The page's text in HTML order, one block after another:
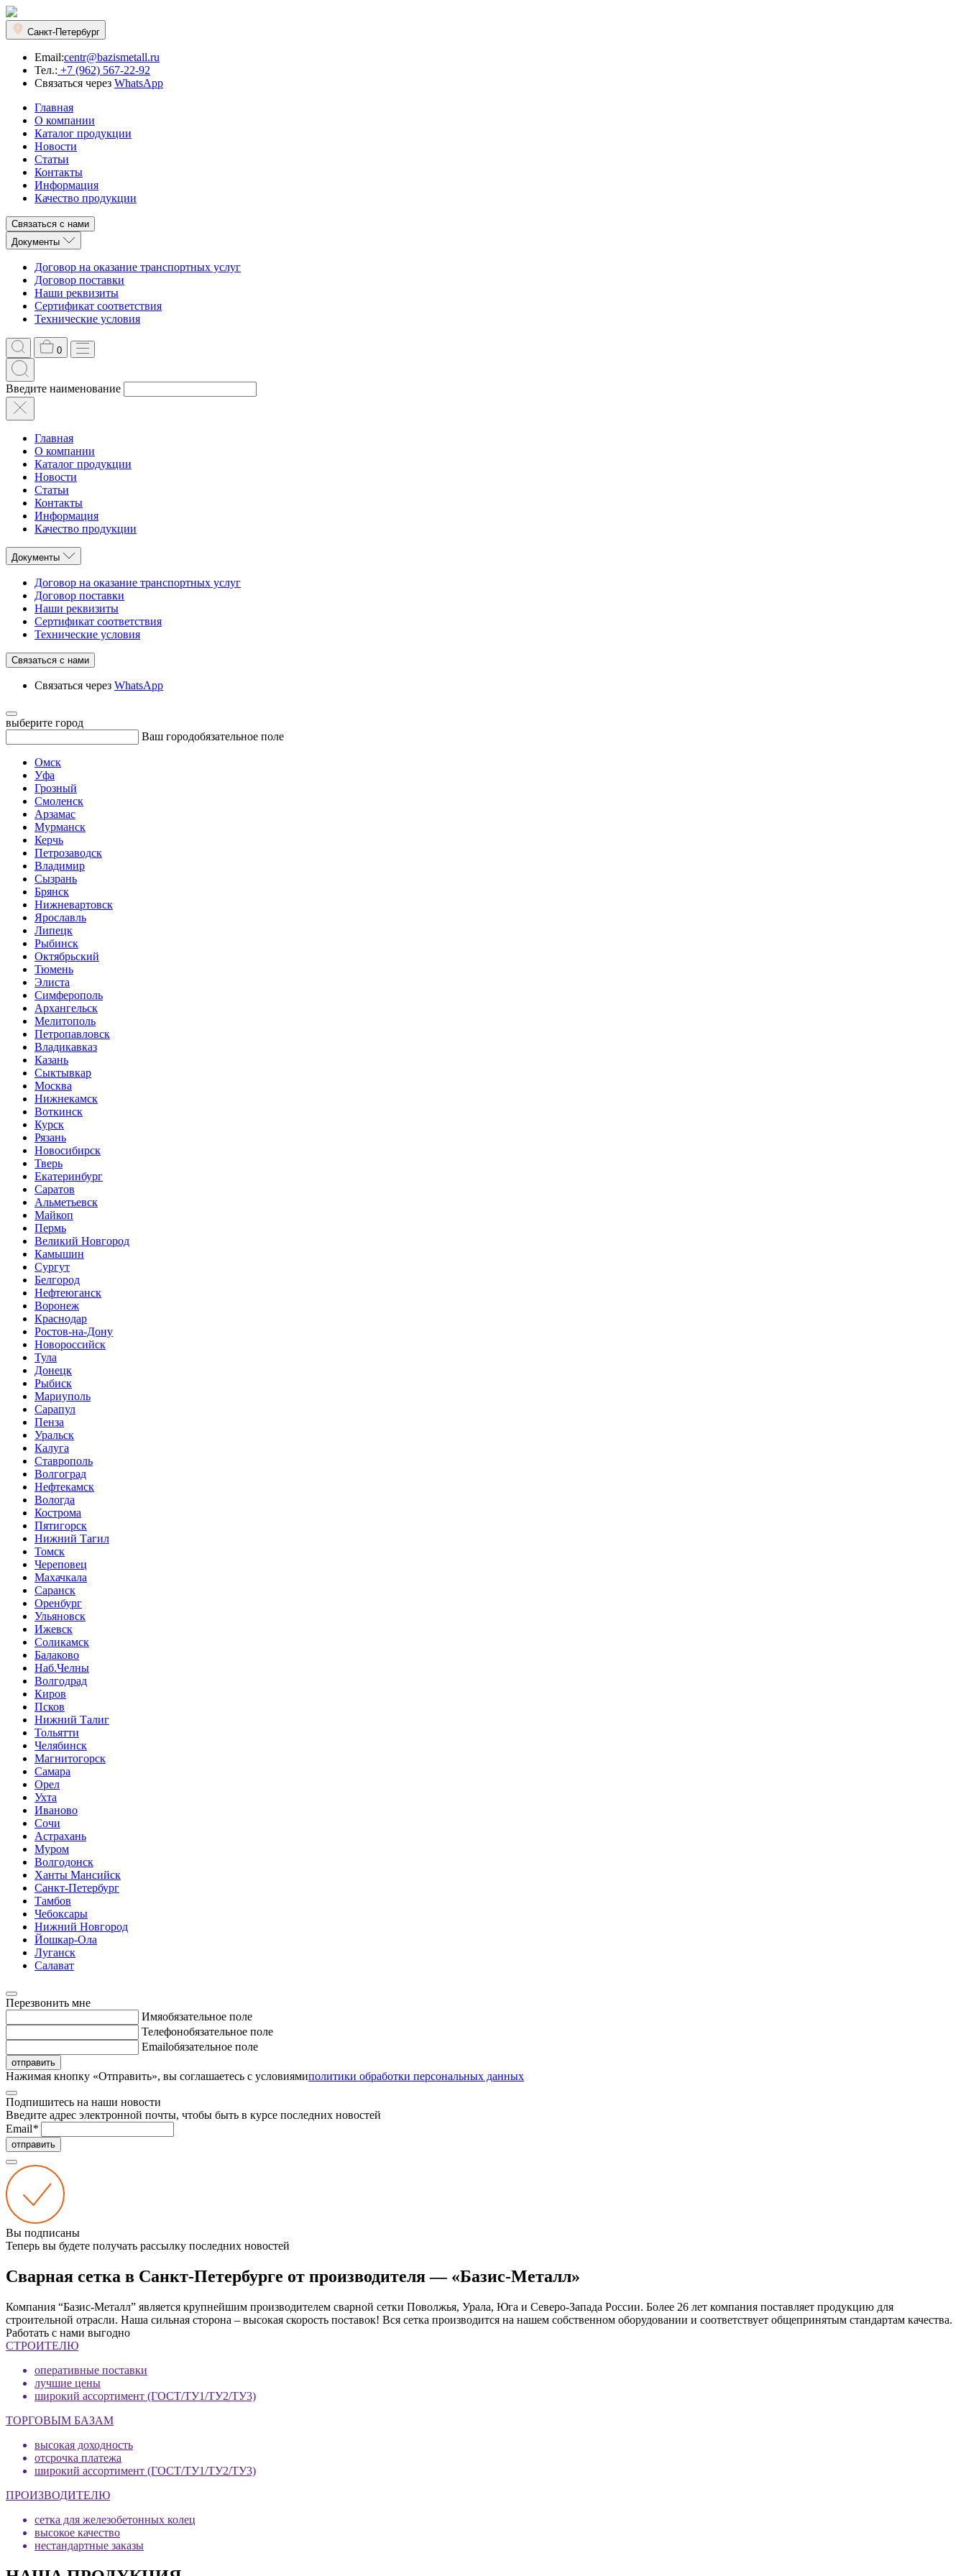
Санкт-Петербург
Email:centr@bazismetall.ru
Тел.: +7 (962) 567-22-92
Связаться через WhatsApp
Главная
О компании
Каталог продукции
Новости
Статьи
Контакты
Информация
Качество продукции
Связаться с нами
Документы
Договор на оказание транспортных услуг
Договор поставки
Наши реквизиты
Сертификат соответствия
Технические условия
0
Введите наименование
Главная
О компании
Каталог продукции
Новости
Статьи
Контакты
Информация
Качество продукции
Документы
Договор на оказание транспортных услуг
Договор поставки
Наши реквизиты
Сертификат соответствия
Технические условия
Связаться с нами
Связаться через WhatsApp
выберите город
Ваш городобязательное поле
Омск
Уфа
Грозный
Смоленск
Арзамас
Мурманск
Керчь
Петрозаводск
Владимир
Сызрань
Брянск
Нижневартовск
Ярославль
Липецк
Рыбинск
Октябрьский
Тюмень
Элиста
Симферополь
Архангельск
Мелитополь
Петропавловск
Владикавказ
Казань
Сыктывкар
Москва
Нижнекамск
Воткинск
Курск
Рязань
Новосибирск
Тверь
Екатеринбург
Саратов
Альметьевск
Майкоп
Пермь
Великий Новгород
Камышин
Сургут
Белгород
Нефтеюганск
Воронеж
Краснодар
Ростов-на-Дону
Новороссийск
Тула
Донецк
Рыбиск
Мариуполь
Сарапул
Пенза
Уральск
Калуга
Ставрополь
Волгоград
Нефтекамск
Вологда
Кострома
Пятигорск
Нижний Тагил
Томск
Череповец
Махачкала
Саранск
Оренбург
Ульяновск
Ижевск
Соликамск
Балаково
Наб.Челны
Волгодрад
Киров
Псков
Нижний Талиг
Тольятти
Челябинск
Магнитогорск
Самара
Орел
Ухта
Иваново
Сочи
Астрахань
Муром
Волгодонск
Ханты Мансийск
Санкт-Петербург
Тамбов
Чебоксары
Нижний Новгород
Йошкар-Ола
Луганск
Салават
Перезвонить мне
Имяобязательное поле
Телефонобязательное поле
Emailобязательное поле
отправить
Нажимая кнопку «Отправить», вы соглашаетесь с условиямиполитики обработки персональных данных
Подпишитесь на наши новости
Введите адрес электронной почты, чтобы быть в курсе последних новостей
Email*
отправить
Вы подписаны
Теперь вы будете получать рассылку последних новостей
Сварная сетка в Санкт-Петербурге от производителя — «Базис-Металл»
Компания “Базис-Металл” является крупнейшим производителем сварной сетки Поволжья, Урала, Юга и Северо-Запада России. Более 26 лет компания поставляет продукцию для
строительной отрасли. Наша сильная сторона – высокая скорость поставок! Вся сетка производится на нашем собственном оборудовании и соответствует общепринятым стандартам качества.
Работать с нами выгодно
СТРОИТЕЛЮ
оперативные поставки
лучшие цены
широкий ассортимент (ГОСТ/ТУ1/ТУ2/ТУ3)
ТОРГОВЫМ БАЗАМ
высокая доходность
отсрочка платежа
широкий ассортимент (ГОСТ/ТУ1/ТУ2/ТУ3)
ПРОИЗВОДИТЕЛЮ
сетка для железобетонных колец
высокое качество
нестандартные заказы